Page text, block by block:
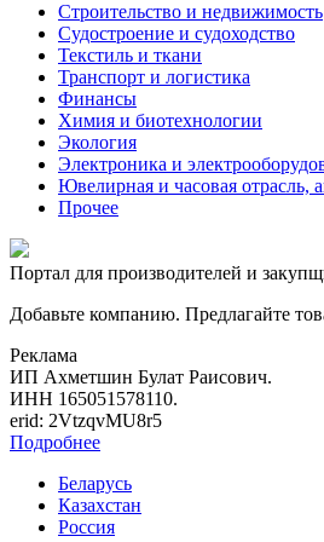
Строительство и недвижимость
Судостроение и судоходство
Текстиль и ткани
Транспорт и логистика
Финансы
Химия и биотехнологии
Экология
Электроника и
Ювелирная и часовая отрасль,
Прочее
Портал для производителей и
Добавьте компанию. Предлагайте
Реклама
ИП Ахметшин Булат Раисович.
ИНН 165051578110.
erid: 2VtzqvMU8r5
Подробнее
Беларусь
Казахстан
Россия